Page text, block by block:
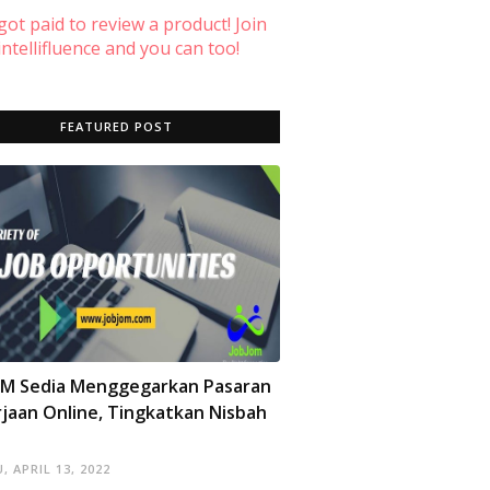
paid to review a product! Join
and you can too!
FEATURED POST
Sedia Menggegarkan Pasaran
Online, Tingkatkan Nisbah
APRIL 13, 2022